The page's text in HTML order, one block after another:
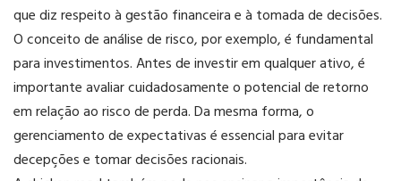
que diz respeito à gestão financeira e à tomada de decisões.
O conceito de análise de risco, por exemplo, é fundamental
para investimentos. Antes de investir em qualquer ativo, é
importante avaliar cuidadosamente o potencial de retorno
em relação ao risco de perda. Da mesma forma, o
gerenciamento de expectativas é essencial para evitar
decepções e tomar decisões racionais.